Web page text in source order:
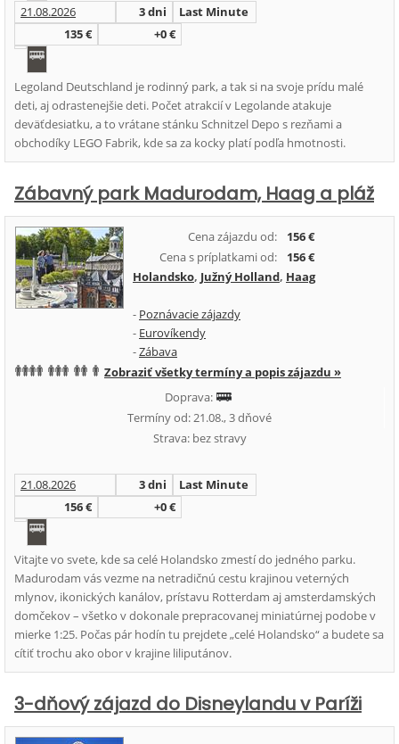
21.08.2026 3 dni
Last Minute
135 €
+0 €
Legoland Deutschland je rodinný park, a tak si na svoje prídu malé
deti, aj odrastenejšie deti. Počet atrakcií v Legolande atakuje
deväťdesiatku, a to vrátane stánku Schnitzel Depo s rezňami a
obchodíky LEGO Fabrik, kde sa za kocky platí podľa hmotnosti.
Zábavný park Madurodam, Haag a pláž
Cena zájazdu od:
156 €
Cena s príplatkami od:
156 €
Holandsko, Južný Holland, Haag
- Poznávacie zájazdy
- Eurovíkendy
-Zábava
Zobraziť všetky termíny a popis zájazdu »
Doprava:
Termíny od: 21.08., 3 dňové
Strava: bez stravy
21.08.2026 3 dni
Last Minute
156 €
+0 €
Vitajte vo svete, kde sa celé Holandsko zmestí do jedného parku.
Madurodam vás vezme na netradičnú cestu krajinou veterných
mlynov, ikonických kanálov, prístavu Rotterdam aj amsterdamských
domčekov – všetko v dokonale prepracovanej miniatúrnej podobe v
mierke 1:25. Počas pár hodín tu prejdete „celé Holandsko“ a budete sa
cítiť trochu ako obor v krajine liliputánov.
3-dňový zájazd do Disneylandu v Paríži